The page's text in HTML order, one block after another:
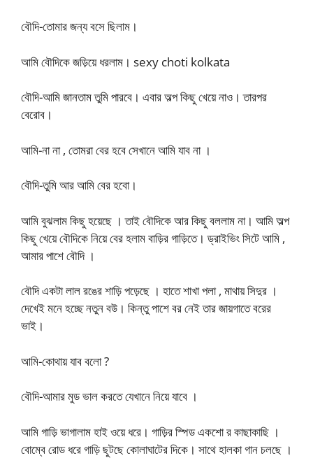
বৌদি-তোমার জন্য বসে ছিলাম।
আমি বৌদিকে জড়িয়ে ধরলাম। sexy choti kolkata
বৌদি-আমি জানতাম তুমি পারবে। এবার অল্প কিছু খেয়ে নাও। তারপর
বেরোব।
আমি-না না , তোমরা বের হবে সেখানে আমি যাব না ।
বৌদি-তুমি আর আমি বের হবো।
আমি বুঝলাম কিছু হয়েছে । তাই বৌদিকে আর কিছু বললাম না। আমি অল্প
কিছু খেয়ে বৌদিকে নিয়ে বের হলাম বাড়ির গাড়িতে। ড্রাইভিং সিটে আমি ,
আমার পাশে বৌদি ।
বৌদি একটা লাল রঙের শাড়ি পড়েছে । হাতে শাখা পলা , মাথায় সিদুর ।
দেখেই মনে হচ্ছে নতুন বউ। কিন্তু পাশে বর নেই তার জায়গাতে বরের
ভাই।
আমি-কোথায় যাব বলো ?
বৌদি-আমার মুড ভাল করতে যেখানে নিয়ে যাবে ।
আমি গাড়ি ভাগালাম হাই ওয়ে ধরে। গাড়ির স্পিড একশো র কাছাকাছি ।
বোম্বে রোড ধরে গাড়ি ছুটছে কোলাঘাটের দিকে। সাথে হালকা গান চলছে ।